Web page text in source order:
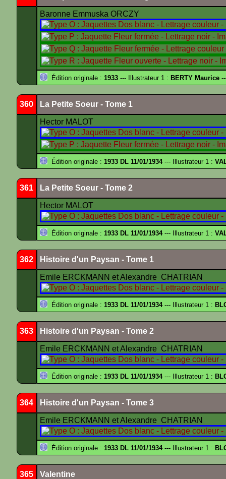
Baronne Emmuska ORCZY
Édition originale : 1933 --- Illustrateur 1 : BERTY Maurice
360 La Petite Soeur - Tome 1
Hector MALOT
Édition originale : 1933 DL 11/01/1934--- Illustrateur 1 :
361 La Petite Soeur - Tome 2
Hector MALOT
Édition originale : 1933 DL 11/01/1934--- Illustrateur 1 :
362 Histoire d'un Paysan - Tome 1
Emile ERCKMANN et Alexandre CHATRIAN
Édition originale : 1933 DL 11/01/1934--- Illustrateur 1 :
363 Histoire d'un Paysan - Tome 2
Emile ERCKMANN et Alexandre CHATRIAN
Édition originale : 1933 DL 11/01/1934--- Illustrateur 1 :
364 Histoire d'un Paysan - Tome 3
Emile ERCKMANN et Alexandre CHATRIAN
Édition originale : 1933 DL 11/01/1934--- Illustrateur 1 :
365 Valentine